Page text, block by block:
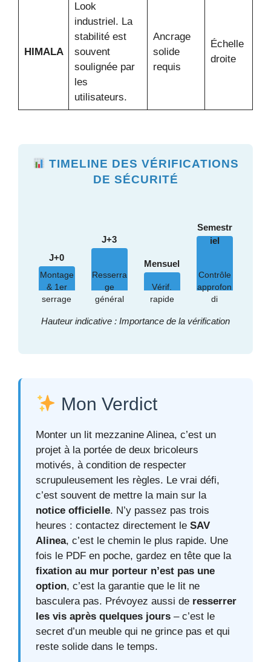
HIMALA
Look
industriel. La
stabilité est
souvent
soulignée par
les
utilisateurs.
Ancrage
solide
requis
Échelle
droite
TIMELINE DES VÉRIFICATIONS
DE SÉCURITÉ
J+0
Montage
& 1er
serrage
J+3
Resserra
ge
général
Mensuel
Vérif.
rapide
Semestr
iel
Contrôle
approfon
di
Hauteur indicative : Importance de la vérification
Mon Verdict
Monter un lit mezzanine Alinea, c’est un
projet à la portée de deux bricoleurs
motivés, à condition de respecter
scrupuleusement les règles. Le vrai défi,
c’est souvent de mettre la main sur la
notice officielle. N’y passez pas trois
heures : contactez directement le SAV
Alinea, c’est le chemin le plus rapide. Une
fois le PDF en poche, gardez en tête que la
fixation au mur porteur n’est pas une
option, c’est la garantie que le lit ne
basculera pas. Prévoyez aussi de resserrer
les vis après quelques jours – c’est le
secret d’un meuble qui ne grince pas et qui
reste solide dans le temps.